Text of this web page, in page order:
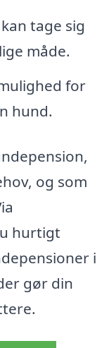
tage sig
måde.
for
hund.
og som
hurtigt
i
gør din